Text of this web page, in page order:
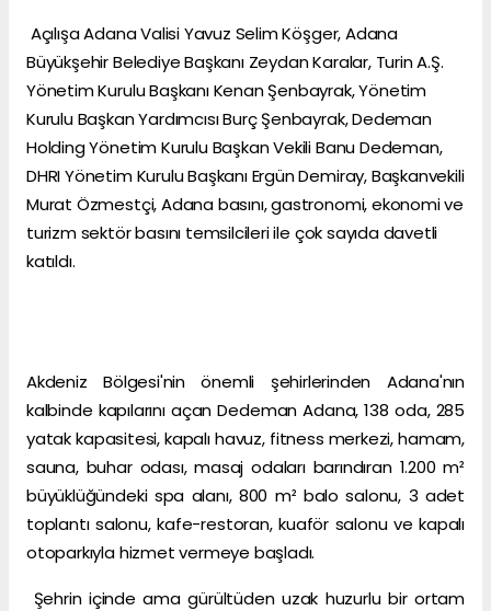
Açılışa Adana Valisi Yavuz Selim Köşger, Adana
Büyükşehir Belediye Başkanı Zeydan Karalar, Turin A.Ş.
Yönetim Kurulu Başkanı Kenan Şenbayrak, Yönetim
Kurulu Başkan Yardımcısı Burç Şenbayrak, Dedeman
Holding Yönetim Kurulu Başkan Vekili Banu Dedeman,
DHRI Yönetim Kurulu Başkanı Ergün Demiray, Başkanvekili
Murat Özmestçi, Adana basını, gastronomi, ekonomi ve
turizm sektör basını temsilcileri ile çok sayıda davetli
katıldı.
Akdeniz Bölgesi'nin önemli şehirlerinden Adana'nın
kalbinde kapılarını açan Dedeman Adana, 138 oda, 285
yatak kapasitesi, kapalı havuz, fitness merkezi, hamam,
sauna, buhar odası, masaj odaları barındıran 1.200 m²
büyüklüğündeki spa alanı, 800 m² balo salonu, 3 adet
toplantı salonu, kafe-restoran, kuaför salonu ve kapalı
otoparkıyla hizmet vermeye başladı.
Şehrin içinde ama gürültüden uzak huzurlu bir ortam